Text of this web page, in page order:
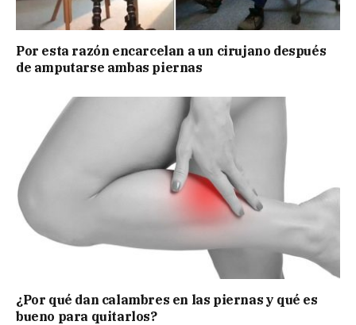
Por esta razón encarcelan a un cirujano después
de amputarse ambas piernas
¿Por qué dan calambres en las piernas y qué es
bueno para quitarlos?